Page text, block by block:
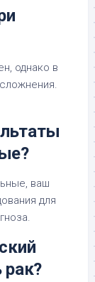
однако в
ваш
для
рак?